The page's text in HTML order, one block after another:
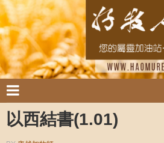
以西結書(1.01)